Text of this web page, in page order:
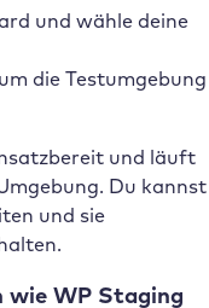
und wähle deine
die Testumgebung
und läuft
Du kannst
und sie
wie WP Staging